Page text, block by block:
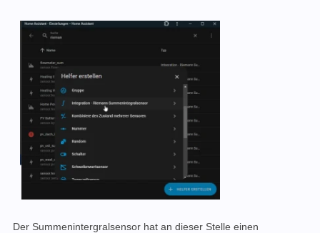
Der Summenintergralsensor hat an dieser Stelle einen